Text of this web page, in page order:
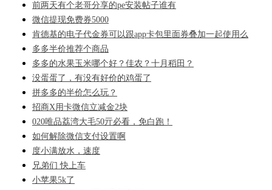
前两天有个老哥分享的pe安装帖子谁有
微信提现免费券5000
肯德基的电子代金券可以跟app卡包里面券叠加一起使用么
多多半价推荐个商品
多多的水果玉米哪个好？佳农？十月稻田？
没蛋蛋了，有没有好价的鸡蛋了
拼多多的半价怎么玩？
招商X用卡微信立减金2块
020唯品荔湾大毛50亓必看，免白跑！
如何解除微信支付设置啊
度小满放水，速度
兄弟们 快上车
小苹果5k了